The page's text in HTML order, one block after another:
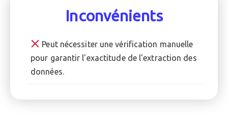
Inconvénients
Peut nécessiter une vérification manuelle
pour garantir l'exactitude de l'extraction des
données.